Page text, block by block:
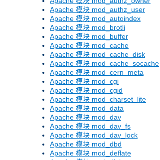
Apache 模块 mod_authz_user
Apache 模块 mod_autoindex
Apache 模块 mod_brotli
Apache 模块 mod_buffer
Apache 模块 mod_cache
Apache 模块 mod_cache_disk
Apache 模块 mod_cache_socache
Apache 模块 mod_cern_meta
Apache 模块 mod_cgi
Apache 模块 mod_cgid
Apache 模块 mod_charset_lite
Apache 模块 mod_data
Apache 模块 mod_dav
Apache 模块 mod_dav_fs
Apache 模块 mod_dav_lock
Apache 模块 mod_dbd
Apache 模块 mod_deflate